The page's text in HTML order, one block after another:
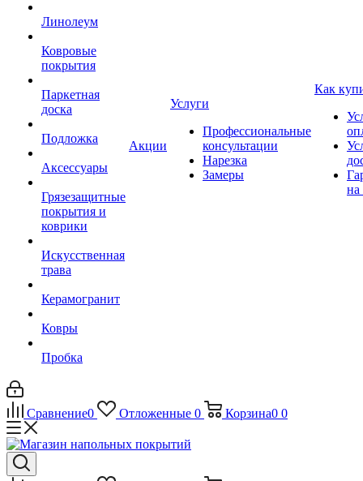
Линолеум
Ковровые
покрытия
Паркетная
доска
Подложка
Аксессуары
Грязезащитные
покрытия и
коврики
Искусственная
трава
Керамогранит
Ковры
Пробка
Акции
Услуги
Профессиональные
консультации
Нарезка
Замеры
Как
на
Сравнение0 Отложенные 0 Корзина0 0